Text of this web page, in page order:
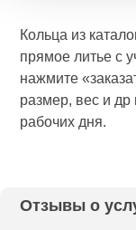
Кольца из
прямое литье с
нажмите
размер, вес и
рабочих дня.
Отзывы о